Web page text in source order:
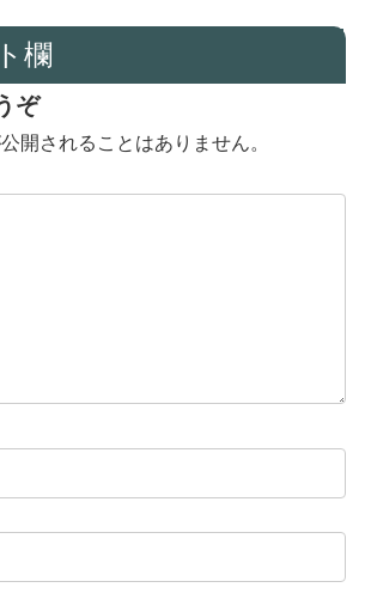
欄
ぞ
開されることはありません。